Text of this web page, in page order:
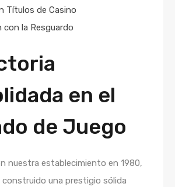
Títulos de Casino
con la Resguardo
en el
de Juego
nuestra establecimiento en 1980,
construido una prestigio sólida